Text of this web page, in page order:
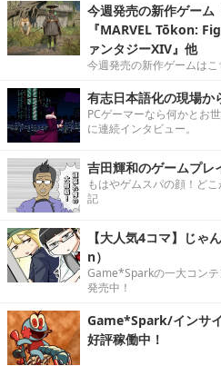
今週発売の新作ゲー
『MARVEL Tōkon:
ァンタジーXIV』他
今週発売の新作ゲームはこ
有志日本語化の現場か
PCゲーマーなら何かとお
に連続インタビュー。
吉田輝和のゲームプレ
もはやゲムスパの顔！ど
記
【大人気4コマ】じ
n）
Game*Sparkの一大コン
発売中！
Game*Spark/インサ
好評稼働中！